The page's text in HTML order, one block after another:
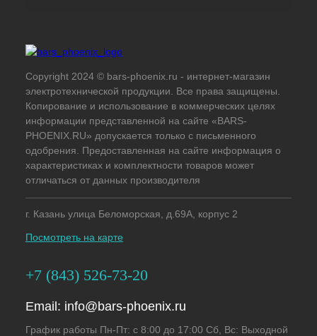
Copyright 2024 © bars-phoenix.ru - интернет-магазин
электротехнической продукции. Все права защищены.
Копирование и использование в коммерческих целях
информации представленной на сайте «BARS-
PHOENIX.RU» допускается только с письменного
одобрения. Предоставленная на сайте информация о
характеристиках и комплектности товаров может
отличаться от данных производителя
г. Казань улица Беломорская, д.69А, корпус 2
Посмотреть на карте
+7 (843) 526-73-20
Email: info@bars-phoenix.ru
График работы Пн-Пт: с 8:00 до 17:00 Сб, Вс: Выходной